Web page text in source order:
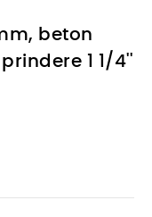
beton
1 1/4''